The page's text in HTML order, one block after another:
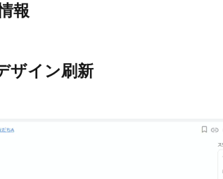
報
ザイン刷新